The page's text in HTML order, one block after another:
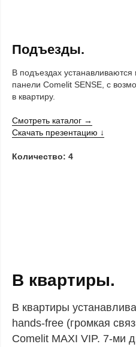
Подъезды.
В подъездах
панели Comelit SENSE, с
в квартиру.
Смотреть каталог →
Скачать презентацию ↓
Количество: 4
В квартиры.
В квартиры
hands-free (громкая
Comelit MAXI VIP. 7-ми